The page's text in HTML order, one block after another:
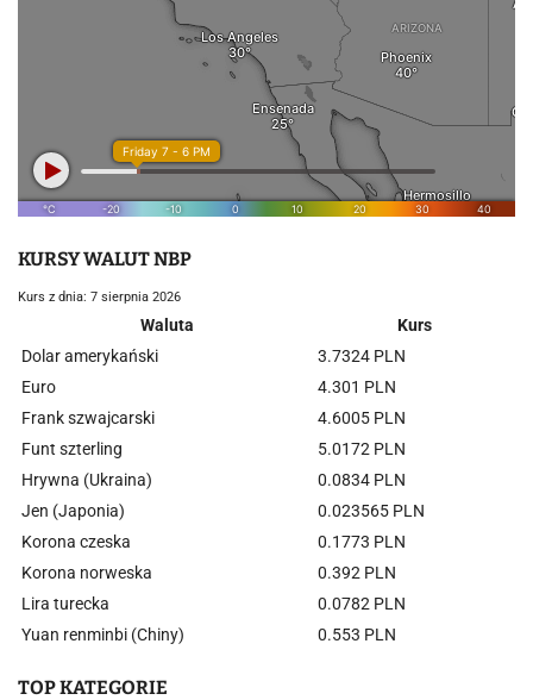
KURSY WALUT NBP
Kurs z dnia: 7 sierpnia 2026
Waluta
Kurs
Dolar amerykański
3.7324 PLN
Euro
4.301 PLN
Frank szwajcarski
4.6005 PLN
Funt szterling
5.0172 PLN
Hrywna (Ukraina)
0.0834 PLN
Jen (Japonia)
0.023565 PLN
Korona czeska
0.1773 PLN
Korona norweska
0.392 PLN
Lira turecka
0.0782 PLN
Yuan renminbi (Chiny)
0.553 PLN
TOP KATEGORIE